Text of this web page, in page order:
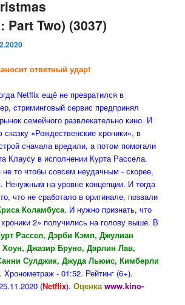
Part Two) (3037)
ответный удар!
Netflix ещё не превратился в
стриминговый сервис предпринял
семейного развлекательно кино. И
«Рождественские хроники», в
сначала вредили, а потом помогали
Клаусу в исполнении Курта Рассела.
то чтобы совсем неудачным - скорее,
Ненужным на уровне концепции. И тогда
что не сработало в оригинале, позвали
Коламбуса. И нужно признать, что
2» получились на голову выше. В
Рассел, Дэрби Кэмп, Джулиан
Джазир Бруно, Дарлин Лав,
Сулджик, Джуда Льюис, Кимберли
. Хронометраж - 01:52. Рейтинг (6+).
(Netflix).Оценкаwww.kino-